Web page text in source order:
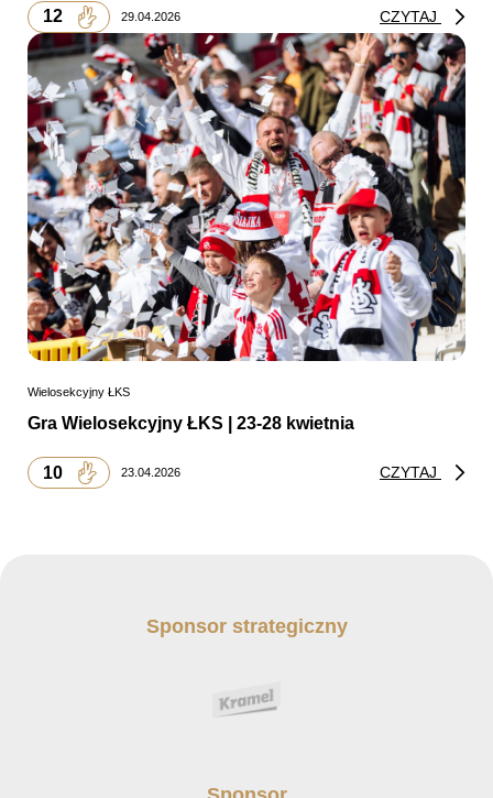
12 29.04.2026 CZYTAJ
Wielosekcyjny ŁKS
Gra Wielosekcyjny ŁKS | 23-28 kwietnia
10 23.04.2026 CZYTAJ
Sponsor strategiczny